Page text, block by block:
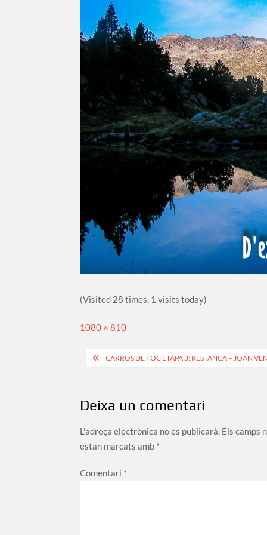
(Visited 28 times, 1 visits today)
Full
1080 × 810
Navegació
CARROS DE FOC ETAPA 3: RESTANCA – JOAN
Deixa un comentari
L'adreça electrònica no es publicarà. Els camps
estan marcats amb *
Comentari *